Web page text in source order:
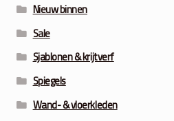
Nieuw binnen
Sale
Sjablonen & krijtverf
Spiegels
Wand- & vloerkleden